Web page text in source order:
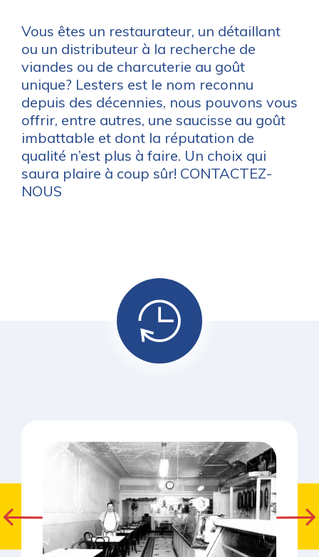
Vous êtes un restaurateur, un détaillant
ou un distributeur à la recherche de
viandes ou de charcuterie au goût
unique? Lesters est le nom reconnu
depuis des décennies, nous pouvons vous
offrir, entre autres, une saucisse au goût
imbattable et dont la réputation de
qualité n’est plus à faire. Un choix qui
saura plaire à coup sûr! CONTACTEZ-
NOUS